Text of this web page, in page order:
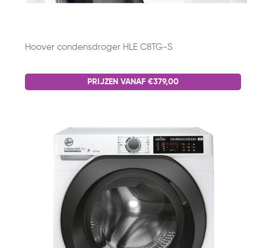
Hoover condensdroger HLE C8TG-S
PRIJZEN VANAF €379,00